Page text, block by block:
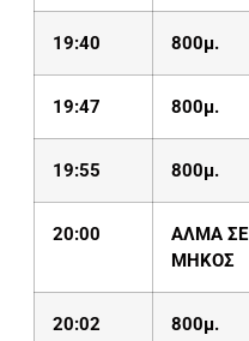
19:40 800μ.
19:47 800μ.
19:55 800μ.
20:00
ΑΛΜΑ ΣΕ
ΜΗΚΟΣ
20:02 800μ.